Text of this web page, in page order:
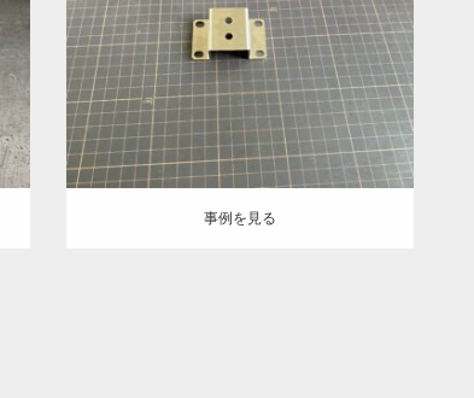
Category:ステンレス-HL バイク用品 機
械部品 板金加工 ヘアーライン処理
事例を見る
事例を見る